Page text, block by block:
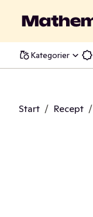
Kategorier
Start / Recept /